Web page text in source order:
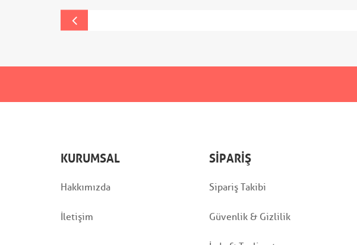
KURUMSAL
Hakkımızda
İletişim
SIPARIŞ
Sipariş Takibi
Güvenlik & Gizlilik